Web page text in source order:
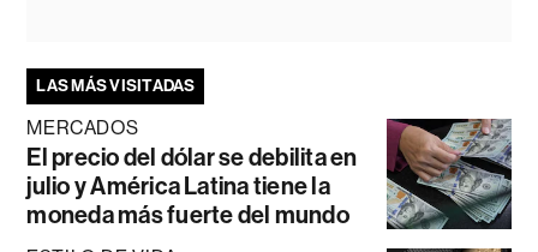
LAS MÁS VISITADAS
MERCADOS
El precio del dólar se debilita en
julio y América Latina tiene la
moneda más fuerte del mundo